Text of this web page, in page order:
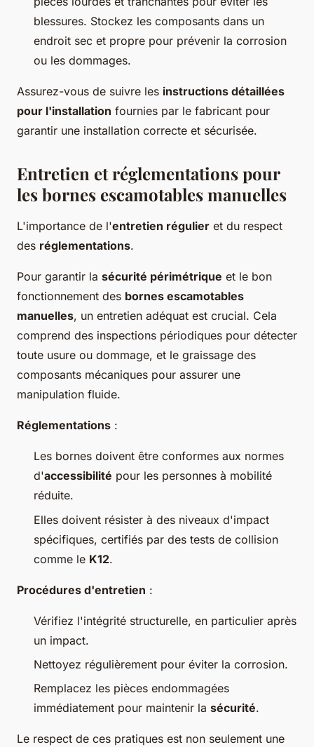
blessures. Stockez les composants dans un
endroit sec et propre pour prévenir la corrosion
ou les dommages.
Assurez-vous de suivre les instructions détaillées
pour l'installation fournies par le fabricant pour
garantir une installation correcte et sécurisée.
Entretien et réglementations pour
les bornes escamotables manuelles
L'importance de l'entretien régulier et du respect
des réglementations.
Pour garantir la sécurité périmétrique et le bon
fonctionnement des bornes escamotables
manuelles, un entretien adéquat est crucial. Cela
comprend des inspections périodiques pour détecter
toute usure ou dommage, et le graissage des
composants mécaniques pour assurer une
manipulation fluide.
Réglementations :
Les bornes doivent être conformes aux normes
d'accessibilité pour les personnes à mobilité
réduite.
Elles doivent résister à des niveaux d'impact
spécifiques, certifiés par des tests de collision
comme le K12.
Procédures d'entretien :
Vérifiez l'intégrité structurelle, en particulier après
un impact.
Nettoyez régulièrement pour éviter la corrosion.
Remplacez les pièces endommagées
immédiatement pour maintenir la sécurité.
Le respect de ces pratiques est non seulement une